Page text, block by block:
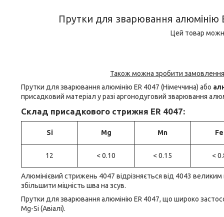
Прутки для зварювання алюмінію
Цей товар
Також можна зробити замовлення
Прутки для зварювання алюмінію ER 4047 (Німеччина) або
присадковий матеріал у разі аргонодуговий зварювання
Склад присадкового стрижня ER 4047:
Si Mg Mn Fe
12 < 0.10 < 0.15 <
Алюмінієвий стрижень 4047 відрізняється від 4043
збільшити міцність шва на зсув.
Прутки для зварювання алюмінію ER 4047, що широко
Mg-Si (Авіалі).